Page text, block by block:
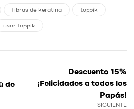
fibras de keratina toppik
usar toppik
de
SIGUIENTE
Descuento 15%
¡Felicidades a todos los
Papás!